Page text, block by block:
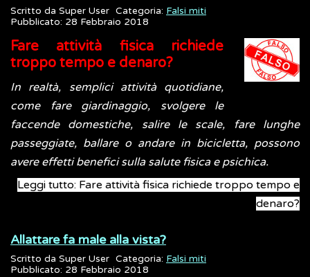
Scritto da Super User Categoria: Falsi miti
Pubblicato: 28 Febbraio 2018
Fare attività fisica richiede
troppo tempo e denaro?
In realtà, semplici attività quotidiane,
come fare giardinaggio, svolgere le
faccende domestiche, salire le scale, fare lunghe
passeggiate, ballare o andare in bicicletta, possono
avere effetti benefici sulla salute fisica e psichica.
Leggi tutto: Fare attività fisica richiede troppo tempo e
denaro?
Allattare fa male alla vista?
Scritto da Super User Categoria: Falsi miti
Pubblicato: 28 Febbraio 2018